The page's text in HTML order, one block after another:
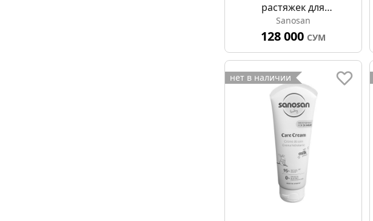
растяжек для
беременных 100мл
Sanosan
128 000 СУМ
нет в наличии